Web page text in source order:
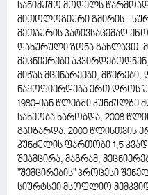
სანიმუშო მოდელს
მითოლოგიური გმირის -
მეთაურის პატივსაცემად
დახურული ზონა გახლავთ.
მეცნიერები
მიწას მცენარეები,
ნაყოფიერდება ერთ დროს
1980-იან წლებში კუნძულზე
სახეობა ხარობდა, 2008
გაიზარდა. 2000 წლისთვის
კუნძულის ფართობი 1,5
შეამცირა, მაგრამ,
"შემცირების" პროცესი
სიურტსეი მსოფლიო